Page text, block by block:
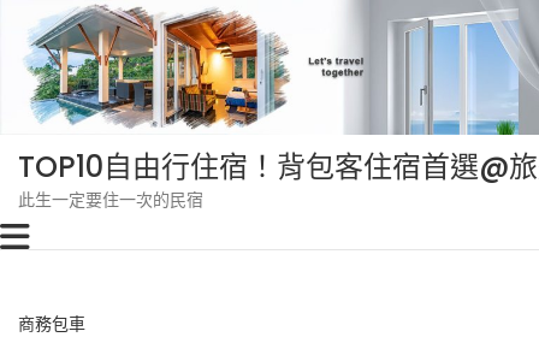
content
TOP10自由行住宿！背包客住宿首選@
此生一定要住一次的民宿
商務包車